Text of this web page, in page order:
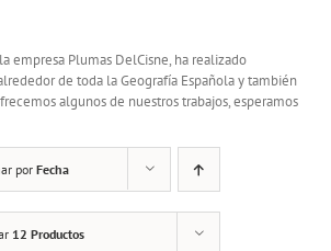
empresa Plumas DelCisne, ha realizado
de toda la Geografía Española y también
algunos de nuestros trabajos, esperamos
por Fecha
12 Productos